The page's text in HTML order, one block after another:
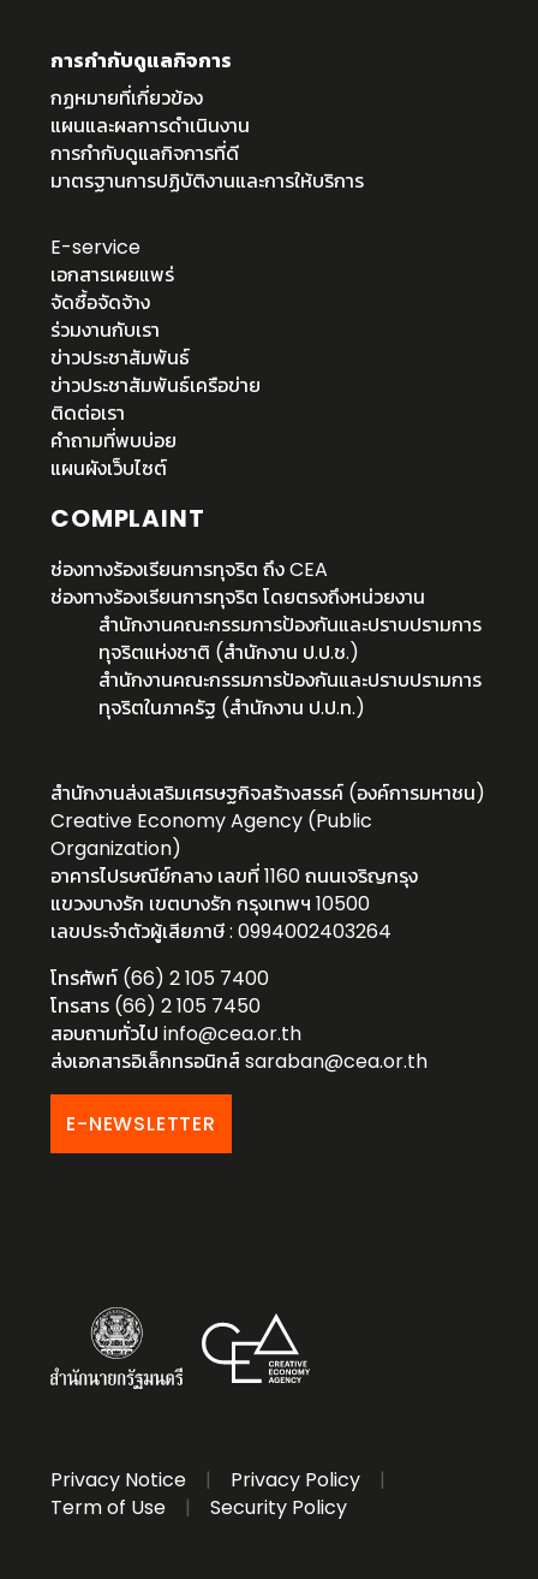
การกำกับดูแลกิจการ
กฏหมายที่เกี่ยวข้อง
แผนและผลการดำเนินงาน
การกำกับดูแลกิจการที่ดี
มาตรฐานการปฏิบัติงานและการให้บริการ
E-service
เอกสารเผยแพร่
จัดซื้อจัดจ้าง
ร่วมงานกับเรา
ข่าวประชาสัมพันธ์
ข่าวประชาสัมพันธ์เครือข่าย
ติดต่อเรา
คำถามที่พบบ่อย
แผนผังเว็บไซต์
COMPLAINT
ช่องทางร้องเรียนการทุจริต ถึง CEA
ช่องทางร้องเรียนการทุจริต โดยตรงถึงหน่วยงาน
สำนักงานคณะกรรมการป้องกันและปราบปรามการ
ทุจริตแห่งชาติ (สำนักงาน ป.ป.ช.)
สำนักงานคณะกรรมการป้องกันและปราบปรามการ
ทุจริตในภาครัฐ (สำนักงาน ป.ป.ท.)
สำนักงานส่งเสริมเศรษฐกิจสร้างสรรค์ (องค์การมหาชน)
Creative Economy Agency (Public
Organization)
อาคารไปรษณีย์กลาง เลขที่ 1160 ถนนเจริญกรุง
แขวงบางรัก เขตบางรัก กรุงเทพฯ 10500
เลขประจำตัวผู้เสียภาษี : 0994002403264
โทรศัพท์ (66) 2 105 7400
โทรสาร (66) 2 105 7450
สอบถามทั่วไปinfo@cea.or.th
ส่งเอกสารอิเล็กทรอนิกส์saraban@cea.or.th
E-NEWSLETTER
Privacy Notice | Privacy Policy
|
Term of Use
| Security Policy